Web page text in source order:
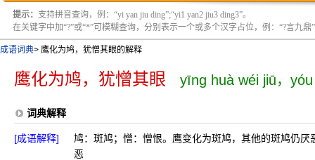
提示： 支持拼音查询，例：“yi yan jiu ding”;“yi1 yan2 jiu3 ding3”。
在关键字中加“?”或“*”可模糊查询，分别表示一个或多个汉字占位，例：“?言九鼎”
成语词典> 鹰化为鸠，犹憎其眼的解释
鹰化为鸠，犹憎其眼 yīng huà wéi jiū，
词典解释
[成语解释]
鸠：斑鸠；憎：憎恨。鹰变化为斑鸠，其他的斑鸠仍
恶